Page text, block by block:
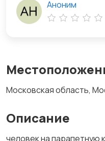
Московская область,
Описание
человек на парапетную
Аноним